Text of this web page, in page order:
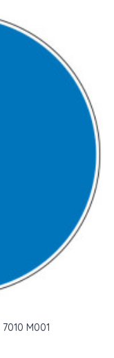
en
0,45 €, livrées
plus
et en
les sites
le port du
lunettes de
(M008), du
à cartouche, de
bruit (M003).
générales
pictogrammes
et les
M001